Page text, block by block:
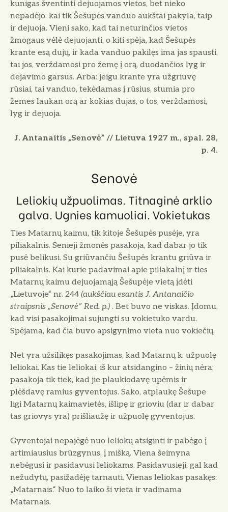
kunigas šventinti dejuojamos vietos, bet nieko
nepadėjo: kai tik Šešupės vanduo aukštai pakyla, taip
ir dejuoja. Vieni sako, kad tai neturinčios vietos
žmogaus vėlė dejuojanti, o kiti spėja, kad Šešupės
krante esą dujų, ir kada vanduo pakilęs ima jas spausti,
tai jos, verždamosi pro žemę į orą, duodančios lyg ir
dejavimo garsus. Arba: jeigu krante yra užgriuvę
rūsiai, tai vanduo, tekėdamas į rūsius, stumia pro
žemes laukan orą ar kokias dujas, o tos, verždamosi,
lyg ir dejuoja.
J. Antanaitis „Senovė” // Lietuva 1927 m., spal. 28,
p. 4.
Senovė
Leliokių užpuolimas. Titnaginė arklio
galva. Ugnies kamuoliai. Vokietukas
Ties Matarnų kaimu, tik kitoje Šešupės pusėje, yra
piliakalnis. Senieji žmonės pasakoja, kad dabar jo tik
pusė belikusi. Su griūvančiu Šešupės krantu griūva ir
piliakalnis. Kai kurie padavimai apie piliakalnį ir ties
Matarnų kaimu dejuojamąją Šešupėje vietą įdėti
„Lietuvoje“ nr. 244 (aukščiau esantis J. Antanaičio
straipsnis „Senovė” Red. p.) . Bet buvo ne viskas. Įdomu,
kad visi pasakojimai sujungti su vokietuko vardu.
Spėjama, kad čia buvo apsigynimo vieta nuo vokiečių.
Net yra užsilikęs pasakojimas, kad Matarnų k. užpuolę
leliokai. Kas tie leliokai, iš kur atsidangino – žinių nėra;
pasakoja tik tiek, kad jie plaukiodavę upėmis ir
plėšdavę ramius gyventojus. Sako, atplaukę Šešupe
ligi Matarnų kaimavietės, išlipę ir grioviu (dar ir dabar
tas griovys yra) prišliaužę ir užpuolę gyventojus.
Gyventojai nepajėgė nuo leliokų atsiginti ir pabėgo į
artimiausius brūzgynus, į mišką. Viena šeimyna
nebėgusi ir pasidavusi leliokams. Pasidavusieji, gal kad
nežudytų, pasižadėję tarnauti. Vienas leliokas pasakęs:
„Matarnais.“ Nuo to laiko ši vieta ir vadinama
Matarnais.